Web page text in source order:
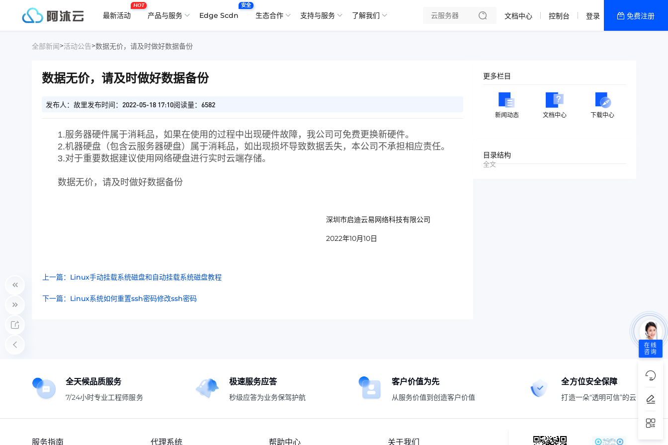
最新活动
HOT
产品与服务 Edge Scdn
安全
生态合作 支持与服务
了解我们
湖北十堰 | 物理机
文档中心 控制台 登录 免费注册
全部新闻>活动公告>数据无价，请及时做好数据备份
数据无价，请及时做好数据备份
发布人：故里发布时间：2022-05-18 17:10阅读量：6582
1.服务器硬件属于消耗品，如果在使用的过程中出现硬件故障，我公司可免费更换新硬件。
2.机器硬盘（包含云服务器硬盘）属于消耗品，如出现损坏导致数据丢失，本公司不承担相应责任。
3.对于重要数据建议使用网络硬盘进行实时云端存储。
数据无价，请及时做好数据备份
深圳市启迪云易网络科技有限公司
2022年10月10日
上一篇：Linux手动挂载系统磁盘和自动挂载系统磁盘教程
下一篇：Linux系统如何重置ssh密码修改ssh密码
更多栏目
新闻动态 文档中心 下载中心
目录结构
全文
全天候品质服务
7/24小时专业工程师服务
极速服务应答
秒级应答为业务保驾护航
客户价值为先
从服务价值到创造客户价值
全方位安全保障
打造一朵“透明可信”的云
服务指南 代理系统 帮助中心 关于我们
在线
咨询